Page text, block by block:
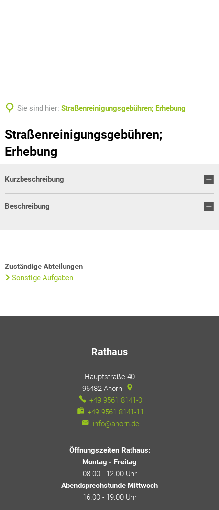
Sie sind hier: Straßenreinigungsgebühren; Erhebung
Straßenreinigungsgebühren;
Erhebung
Kurzbeschreibung
Beschreibung
Zuständige Abteilungen
Sonstige Aufgaben
Rathaus
Hauptstraße 40
96482 Ahorn
+49 9561 8141-0
+49 9561 8141-11
info@ahorn.de
Öffnungszeiten Rathaus:
Montag - Freitag
08.00 - 12.00 Uhr
Abendsprechstunde Mittwoch
16.00 - 19.00 Uhr